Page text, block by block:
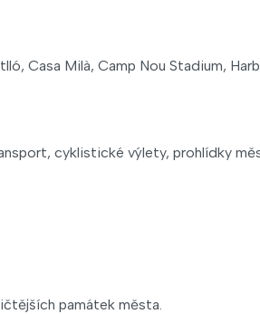
Casa Milà, Camp Nou Stadium,
cyklistické výlety, prohlídky
památek města.